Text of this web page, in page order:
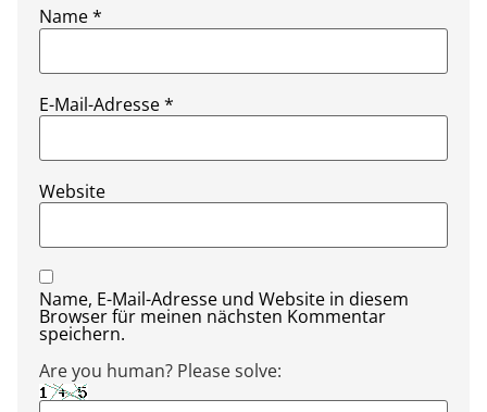
Name*
E-Mail-Adresse*
Website
Name, E-Mail-Adresse und Website in diesem
Browser für meinen nächsten Kommentar
speichern.
Are you human? Please solve: